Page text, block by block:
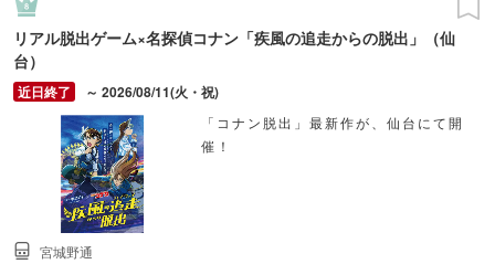
リアル脱出ゲーム×名探偵コナン「疾風の追走からの脱出」（仙
台）
～ 2026/08/11(火・祝)
「コナン脱出」最新作が、仙台にて開
催！
宮城野通